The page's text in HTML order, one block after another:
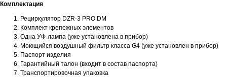
Комплектация
Рециркулятор DZR-3 PRO DM
Комплект крепежных элементов
Одна УФ-лампа (уже установлена в прибор)
Моющийся воздушный фильтр класса G4 (уже установлен в прибор)
Паспорт изделия
Гарантийный талон (входит в состав паспорта)
Транспортировочная упаковка